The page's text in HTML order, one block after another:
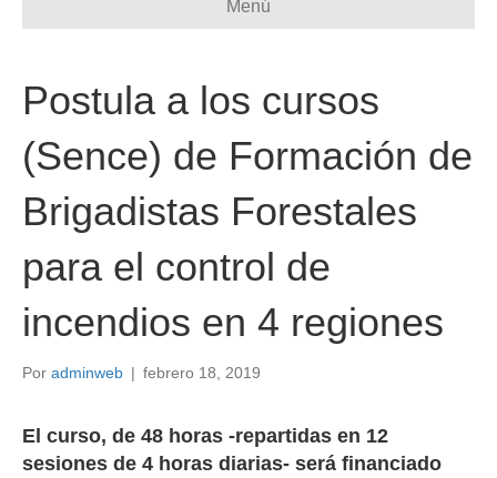
Menú
Postula a los cursos
(Sence) de Formación de
Brigadistas Forestales
para el control de
incendios en 4 regiones
Por adminweb | febrero 18, 2019
El curso, de 48 horas -repartidas en 12
sesiones de 4 horas diarias- será financiado